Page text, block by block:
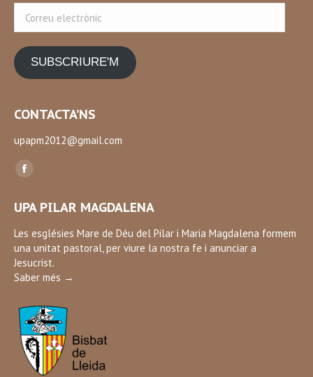
electrònic
SUBSCRIURE'M
CONTACTA’NS
upapm2012@gmail.com
Find us on:
Facebook
opens
in
new
window
UPA PILAR MAGDALENA
Les esglésies Mare de Déu del Pilar i Maria Magdalena formem
una unitat pastoral, per viure la nostra fe i anunciar a
Jesucrist.
Saber més →